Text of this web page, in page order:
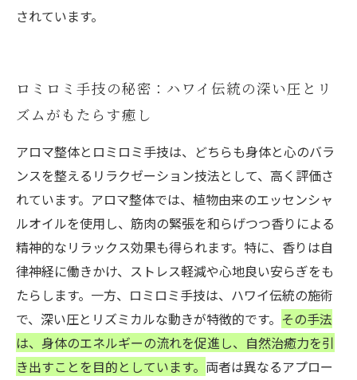
されています。
ロミロミ手技の秘密：ハワイ伝統の深い圧とリ
ズムがもたらす癒し
アロマ整体とロミロミ手技は、どちらも身体と心のバラ
ンスを整えるリラクゼーション技法として、高く評価さ
れています。アロマ整体では、植物由来のエッセンシャ
ルオイルを使用し、筋肉の緊張を和らげつつ香りによる
精神的なリラックス効果も得られます。特に、香りは自
律神経に働きかけ、ストレス軽減や心地良い安らぎをも
たらします。一方、ロミロミ手技は、ハワイ伝統の施術
で、深い圧とリズミカルな動きが特徴的です。 その手法
は、身体のエネルギーの流れを促進し、自然治癒力を引
き出すことを目的としています。 両者は異なるアプロー